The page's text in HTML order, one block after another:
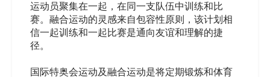
运动员聚集在一起，在同一支队伍中训练和比
赛。融合运动的灵感来自包容性原则，该计划相
信一起训练和一起比赛是通向友谊和理解的捷
径。
国际特奥会运动及融合运动是将定期锻炼和体育